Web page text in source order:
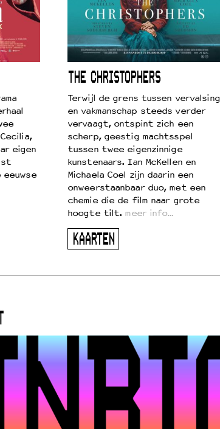
eigen
THE CHRISTOPHERS
Terwijl de grens tussen vervalsing
en vakmanschap steeds verder
vervaagt, ontspint zich een
scherp, geestig machtsspel
tussen twee eigenzinnige
kunstenaars. Ian McKellen en
Michaela Coel zijn daarin een
onweerstaanbaar duo, met een
chemie die de film naar grote
hoogte tilt. meer info…
KAARTEN